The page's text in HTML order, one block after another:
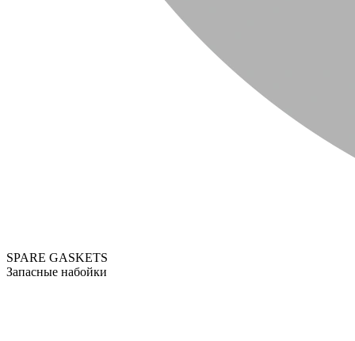
SPARE GASKETS
Запасные набойки